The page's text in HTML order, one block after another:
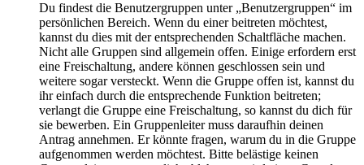
Du findest die Benutzergruppen unter „Benutzergruppen“ im
persönlichen Bereich. Wenn du einer beitreten möchtest,
kannst du dies mit der entsprechenden Schaltfläche machen.
Nicht alle Gruppen sind allgemein offen. Einige erfordern erst
eine Freischaltung, andere können geschlossen sein und
weitere sogar versteckt. Wenn die Gruppe offen ist, kannst du
ihr einfach durch die entsprechende Funktion beitreten;
verlangt die Gruppe eine Freischaltung, so kannst du dich für
sie bewerben. Ein Gruppenleiter muss daraufhin deinen
Antrag annehmen. Er könnte fragen, warum du in die Gruppe
aufgenommen werden möchtest. Bitte belästige keinen